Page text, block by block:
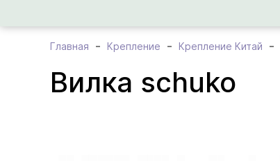
Главная Крепление Крепление Китай
Вилка schuko